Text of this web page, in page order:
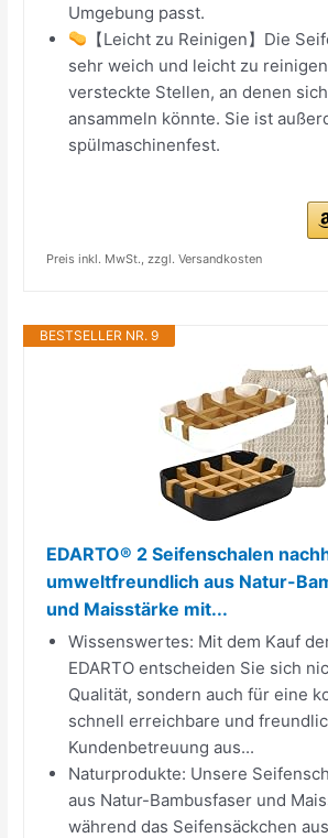
Umgebung passt.
【Leicht zu Reinigen】Die
sehr weich und leicht zu
versteckte Stellen, an denen
ansammeln könnte. Sie ist
spülmaschinenfest.
Preis inkl. MwSt., zzgl. Versandkosten
BESTSELLER NR. 9
EDARTO® 2 Seifenschalen
umweltfreundlich aus Natur-
und Maisstärke mit...
Wissenswertes: Mit dem Kauf
EDARTO entscheiden Sie sich
Qualität, sondern auch für eine
schnell erreichbare und
Kundenbetreuung aus...
Naturprodukte: Unsere
aus Natur-Bambusfaser und
während das Seifensäckchen